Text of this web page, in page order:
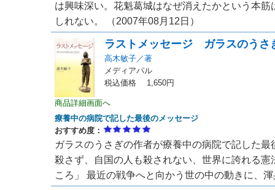
は興味深い。花魁葛城はなぜ消えたかという本
しれない。 （2007年08月12日）
ラストメッセージ ガラスのうさ
高木敏子／著
メディアパル
税込価格 1,650円
商品詳細画面へ
療養中の病院で記した最後のメッセージ
おすすめ度：
ガラスのうさぎの作者が療養中の病院で記した
殺さず、自国の人も殺されない、世界に誇れる
ころ」 最近の戦争へと向かう世の中の動きに、